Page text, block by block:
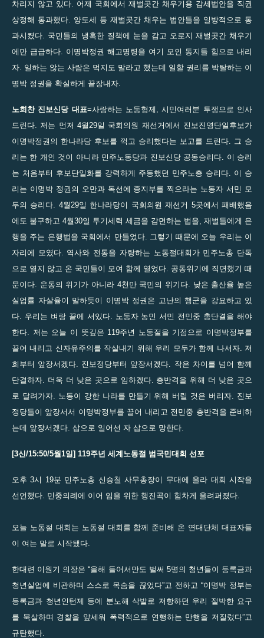
차리지 않고 있다. 어제 국회에서 재벌곳간 채우기용 감세법안을 직권
상정해 통과했다. 양도세 등 재벌곳간 채우는 법안들을 일방적으로 통
과시켰다. 국민들의 냉혹한 질책에 눈을 감고 오로지 재벌곳간 채우기
에만 급급하다. 이명박정권 해고명령을 여기 모인 동지들 힘으로 내리
자. 일하는 않는 사람은 먹지도 말라고 했는데 일할 권리를 박탈하는 이
명박 정권을 확실하게 끝장내자.
노희찬 진보신당 대표=사랑하는 노동형제, 시민여러분 투쟁으로 인사
드린다. 저는 먼저 4월29일 국회의원 재선거에서 진보진영단일후보가
이명박정권의 한나라당 후보를 꺽고 승리했다는 보고를 드린다. 그 승
리는 한 개인 것이 아니라 민주노동당과 진보신당 공동승리다. 이 승리
는 처음부터 후보단일화를 강력하게 주동했던 민주노총 승리다. 이 승
리는 이명박 정권의 오만과 독선에 종지부를 찍으라는 노동자 서민 모
두의 승리다. 4월29일 한나라당이 국회의원 재선거 5곳에서 패배했음
에도 불구하고 4월30일 투기세력 세금을 감면하는 법을, 재벌들에게 은
행을 주는 은행법을 국회에서 만들었다. 그렇기 때문에 오늘 우리는 이
자리에 모였다. 역사와 전통을 자랑하는 노동절대회가 민주노총 단독
으로 열지 않고 온 국민들이 모여 함께 열었다. 공동위기에 직면했기 때
문이다. 운동의 위기가 아니라 4천만 국민의 위기다. 낮은 출산율 높은
실업률 자살율이 말하듯이 이명박 정권은 고난의 행군을 강요하고 있
다. 우리는 벼랑 끝에 서있다. 노동자 농민 서민 전민중 총단결을 해야
한다. 저는 오늘 이 뜻깊은 119주년 노동절을 기점으로 이명박정부를
끌어 내리고 신자유주의를 작살내기 위해 우리 모두가 함께 나서자. 저
희부터 앞장서겠다. 진보정당부터 앞장서겠다. 작은 차이를 넘어 함께
단결하자. 더욱 더 낮은 곳으로 임하겠다. 총반격을 위해 더 낮은 곳으
로 달려가자. 노동이 강한 나라를 만들기 위해 버릴 것은 버리자. 진보
정당들이 앞장서서 이명박정부를 끌어 내리고 전민중 총반격을 준비하
는데 앞장서겠다. 삽으로 일어선 자 삽으로 망한다.
[3신/15:50/5월1일] 119주년 세계노동절 범국민대회 선포
오후 3시 19분 민주노총 신승철 사무총장이 무대에 올라 대회 시작을
선언했다. 민중의례에 이어 임을 위한 행진곡이 힘차게 울려퍼졌다.
오늘 노동절 대회는 노동절 대회를 함께 준비해 온 연대단체 대표자들
이 여는 말로 시작됐다.
한대련 이원기 의장은 “올해 들어서만도 벌써 5명의 청년들이 등록금과
청년실업에 비관하며 스스로 목숨을 끊었다”고 전하고 “이명박 정부는
등록금과 청년인턴제 등에 분노해 삭발로 저항하던 우리 절박한 요구
를 묵살하며 경찰을 앞세워 폭력적으로 연행하는 만행을 저질렀다”고
규탄했다.